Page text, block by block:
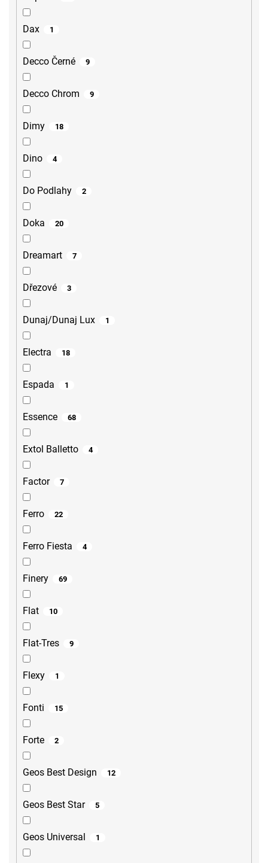
Dax 1
Decco Černé 9
Decco Chrom 9
Dimy 18
Dino 4
Do Podlahy 2
Doka 20
Dreamart 7
Dřezové 3
Dunaj/Dunaj Lux 1
Electra 18
Espada 1
Essence 68
Extol Balletto 4
Factor 7
Ferro 22
Ferro Fiesta 4
Finery 69
Flat 10
Flat-Tres 9
Flexy 1
Fonti 15
Forte 2
Geos Best Design 12
Geos Best Star 5
Geos Universal 1